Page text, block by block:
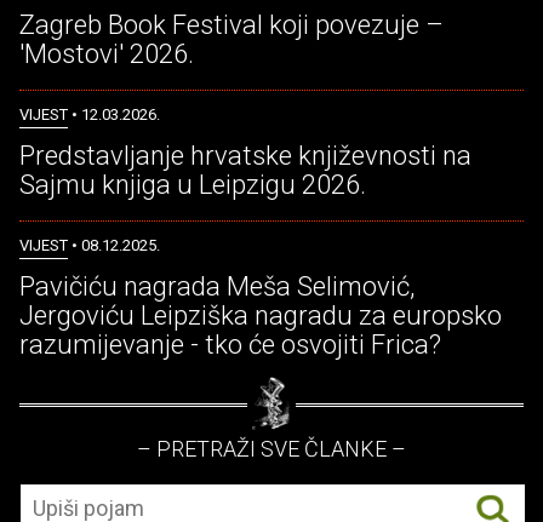
Zagreb Book Festival koji povezuje –
'Mostovi' 2026.
VIJEST • 12.03.2026.
Predstavljanje hrvatske književnosti na
Sajmu knjiga u Leipzigu 2026.
VIJEST • 08.12.2025.
Pavičiću nagrada Meša Selimović,
Jergoviću Leipziška nagradu za europsko
razumijevanje - tko će osvojiti Frica?
– PRETRAŽI SVE ČLANKE –